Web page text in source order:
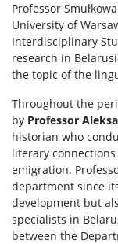
Professor
University of
Interdisciplinary
research in
the topic of the
Throughout the
by Professor
historian who
literary
emigration.
department since
development but
specialists in
between the